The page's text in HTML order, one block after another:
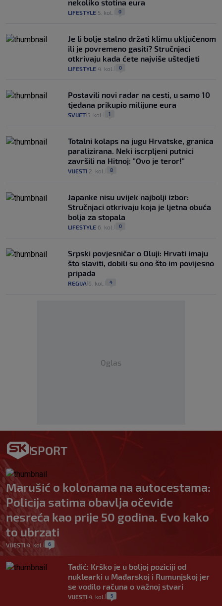
nekoliko stotina eura
LIFESTYLE 5. kol. 0
Je li bolje stalno držati klimu uključenom
ili je povremeno gasiti? Stručnjaci
otkrivaju kada ćete najviše uštedjeti
LIFESTYLE 4. kol. 0
Postavili novi radar na cesti, u samo 10
tjedana prikupio milijune eura
SVIJET 5. kol. 1
Totalni kolaps na jugu Hrvatske, granica
paralizirana. Neki iscrpljeni putnici
završili na Hitnoj: "Ovo je teror!"
VIJESTI 2. kol. 8
Japanke nisu uvijek najbolji izbor:
Stručnjaci otkrivaju koja je ljetna obuća
bolja za stopala
LIFESTYLE 6. kol. 0
Srpski povjesničar o Oluji: Hrvati imaju
što slaviti, dobili su ono što im povijesno
pripada
REGIJA 6. kol. 4
Oglas
SPORT
Marušić o kolonama na autocestama:
Policija satima obavlja očevide
nesreća kao prije 50 godina. Evo kako
to ubrzati
VIJESTI 4. kol. 6
Tadić: Krško je u boljoj poziciji od
nuklearki u Mađarskoj i Rumunjskoj jer
se vodilo računa o važnoj stvari
VIJESTI 4. kol. 5